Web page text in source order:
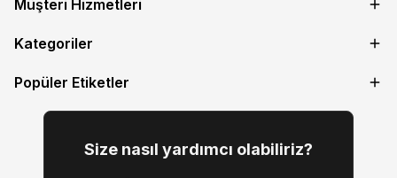
Müşteri Hizmetleri
Kategoriler
Popüler Etiketler
Size nasıl yardımcı olabiliriz?